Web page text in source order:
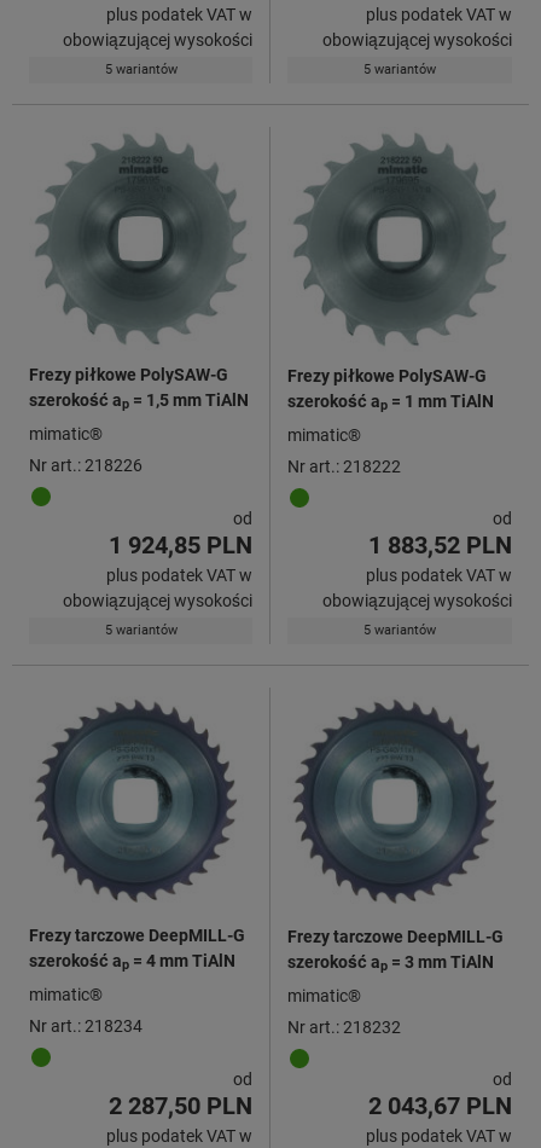
plus podatek VAT w
obowiązującej wysokości
5 wariantów
plus podatek VAT w
obowiązującej wysokości
5 wariantów
Frezy piłkowe PolySAW-G
szerokość ap = 1,5 mm TiAlN
mimatic®
Nr art.: 218226
od
1 924,85 PLN
plus podatek VAT w
obowiązującej wysokości
5 wariantów
Frezy piłkowe PolySAW-G
szerokość ap = 1 mm TiAlN
mimatic®
Nr art.: 218222
od
1 883,52 PLN
plus podatek VAT w
obowiązującej wysokości
5 wariantów
Frezy tarczowe DeepMILL-G
szerokość ap = 4 mm TiAlN
mimatic®
Nr art.: 218234
od
2 287,50 PLN
plus podatek VAT w
Frezy tarczowe DeepMILL-G
szerokość ap = 3 mm TiAlN
mimatic®
Nr art.: 218232
od
2 043,67 PLN
plus podatek VAT w